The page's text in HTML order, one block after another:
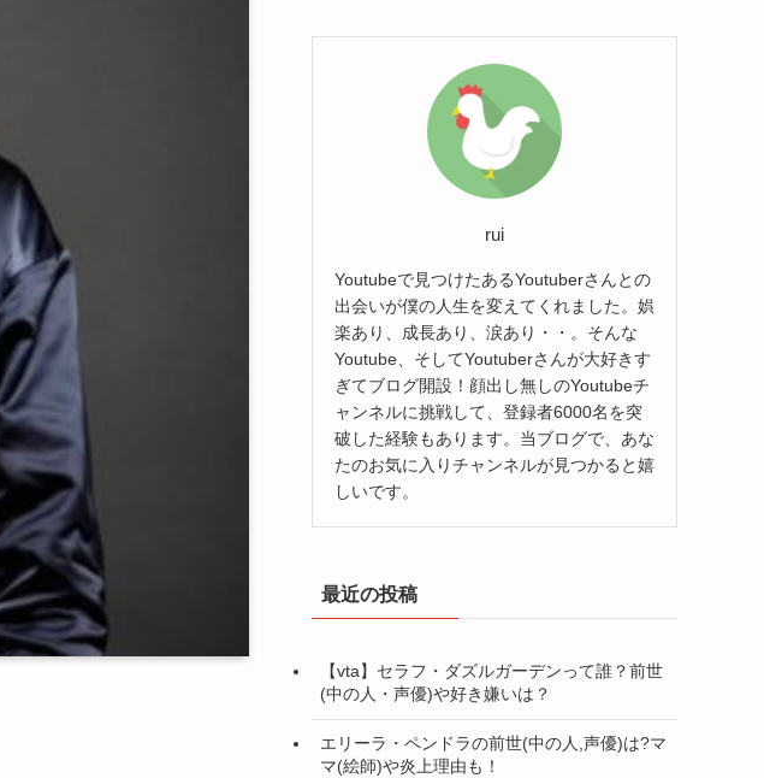
rui
Youtubeで見つけたあるYoutuberさんとの
出会いが僕の人生を変えてくれました。娯
楽あり、成長あり、涙あり・・。そんな
Youtube、そしてYoutuberさんが大好きす
ぎてブログ開設！顔出し無しのYoutubeチ
ャンネルに挑戦して、登録者6000名を突
破した経験もあります。当ブログで、あな
たのお気に入りチャンネルが見つかると嬉
しいです。
最近の投稿
【vta】セラフ・ダズルガーデンって誰？前世
(中の人・声優)や好き嫌いは？
エリーラ・ペンドラの前世(中の人,声優)は?マ
マ(絵師)や炎上理由も！